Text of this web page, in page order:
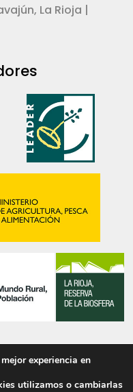
La Rioja |
S.L.
experiencia en
utilizamos o cambiarlas